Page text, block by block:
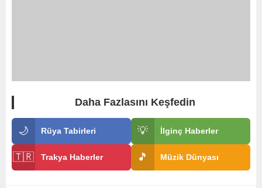
Daha Fazlasını Keşfedin
🌙 Rüya Tabirleri 💡 İlginç Haberler
🇹🇷 Trakya Haberler 🎵 Müzik Dünyası